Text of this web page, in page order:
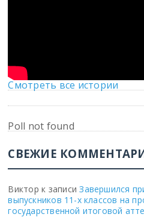
Смотреть все истории
Poll not found
СВЕЖИЕ
Виктор к записиЗавершился
выпускников 11-х классов на
государственной итоговой